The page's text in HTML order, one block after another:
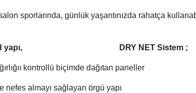
doğa hem de salon sporlarında,
yapı, D RY NET Sistem ;
kontrollü biçimde dağıtan paneller
sağlayan örgü yapı